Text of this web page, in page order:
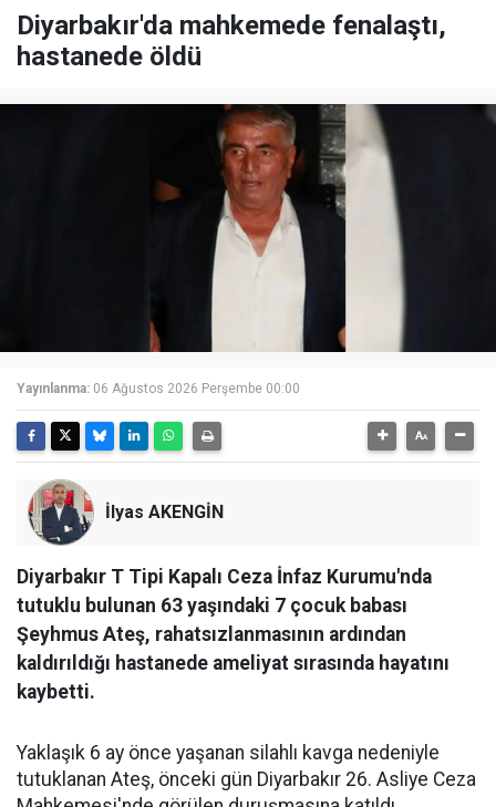
Diyarbakır'da mahkemede fenalaştı,
hastanede öldü
Yayınlanma: 06 Ağustos 2026 Perşembe 00:00
İlyas AKENGİN
Diyarbakır T Tipi Kapalı Ceza İnfaz Kurumu'nda
tutuklu bulunan 63 yaşındaki 7 çocuk babası
Şeyhmus Ateş, rahatsızlanmasının ardından
kaldırıldığı hastanede ameliyat sırasında hayatını
kaybetti.
Yaklaşık 6 ay önce yaşanan silahlı kavga nedeniyle
tutuklanan Ateş, önceki gün Diyarbakır 26. Asliye Ceza